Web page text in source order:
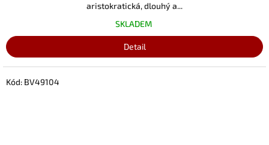
aristokratická, dlouhý a...
SKLADEM
Detail
Kód: BV49104